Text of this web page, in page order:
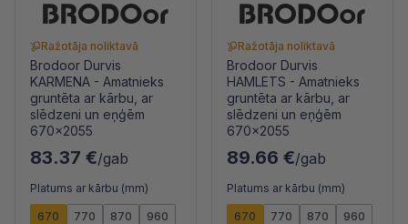
Ražotāja noliktavā
Brodoor Durvis
KARMENA - Amatnieks
gruntēta ar kārbu, ar
slēdzeni un eņģēm
670x2055
83.37 €/gab
Platums ar kārbu (mm)
670 770 870 960
Ražotāja noliktavā
Brodoor Durvis
HAMLETS - Amatnieks
gruntēta ar kārbu, ar
slēdzeni un eņģēm
670x2055
89.66 €/gab
Platums ar kārbu (mm)
670 770 870 960